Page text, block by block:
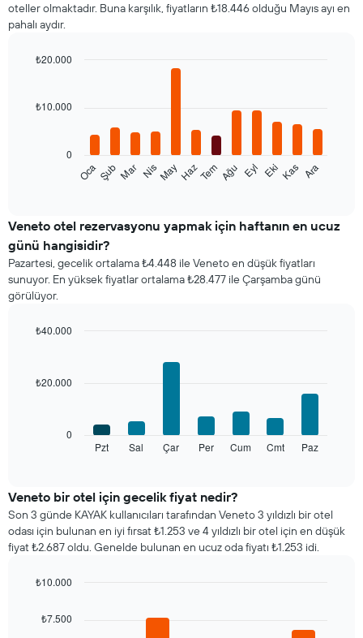
oteller olmaktadır. Buna karşılık, fiyatların ₺18.446 olduğu Mayıs ayı en
pahalı aydır.
with
Aşağıdaki
için
ortalama
oda
fiyatını
gösterir
Tablo
gösteren
ekseni
içerir.
1
Y
ekseni
içerir
OcaŞubMar NisMayHazTemAğu Eyl Eki Kas Ara
0
₺10.000
₺20.000
Veneto otel rezervasyonu yapmak için haftanın en ucuz
günü hangisidir?
Pazartesi, gecelik ortalama ₺4.448 ile Veneto en düşük fiyatları
sunuyor. En yüksek fiyatlar ortalama ₺28.477 ile Çarşamba günü
görülüyor.
Aşağıdaki
günü
için
ortalama
oda
fiyatını
Tablo
günlerini
Pzt Sal Çar Per Cum Cmt Paz
0
₺20.000
₺40.000
Veneto bir otel için gecelik fiyat nedir?
Son 3 günde KAYAK kullanıcıları tarafından Veneto 3 yıldızlı bir otel
odası için bulunan en iyi fırsat ₺1.253 ve 4 yıldızlı bir otel için en düşük
fiyat ₺2.687 oldu. Genelde bulunan en ucuz oda fiyatı ₺1.253 idi.
with
₺7.500
₺10.000